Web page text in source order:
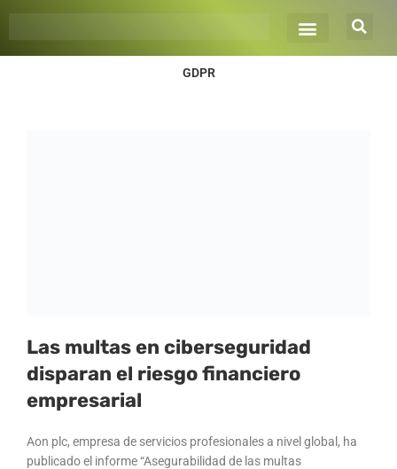
GDPR
Las multas en ciberseguridad
disparan el riesgo financiero
empresarial
Aon plc, empresa de servicios profesionales a nivel global, ha
publicado el informe “Asegurabilidad de las multas